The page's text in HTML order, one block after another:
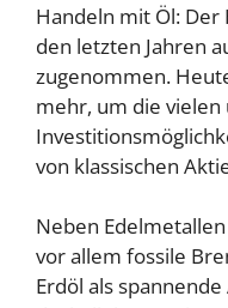
Handeln mit Öl:
den letzten Jahren
zugenommen.
mehr, um die
von klassischen
Neben
vor allem fossile
Erdöl als